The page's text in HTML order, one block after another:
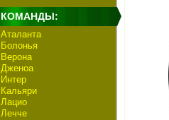
КОМАНДЫ:
Аталанта
Болонья
Верона
Дженоа
Интер
Кальяри
Лацио
Лечче